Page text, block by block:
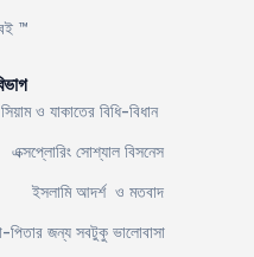
™
সিয়াম ও যাকাতের বিধি-বিধান
এক্সপ্লোরিং সোশ্যাল বিসনেস
ইসলামি আদর্শ ও মতবাদ
পিতার জন্য সবটুকু ভালোবাসা